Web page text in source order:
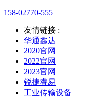
158-02770-555
友情链接 :
华通鑫达
2020官网
2022官网
2023官网
锐捷睿易
工业传输设备